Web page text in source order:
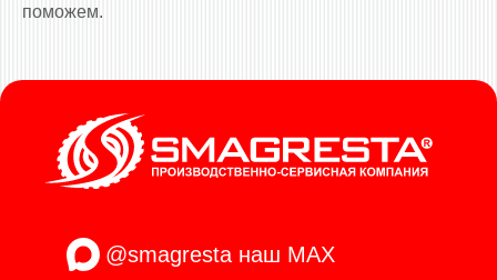
поможем.
@smagresta наш MAX